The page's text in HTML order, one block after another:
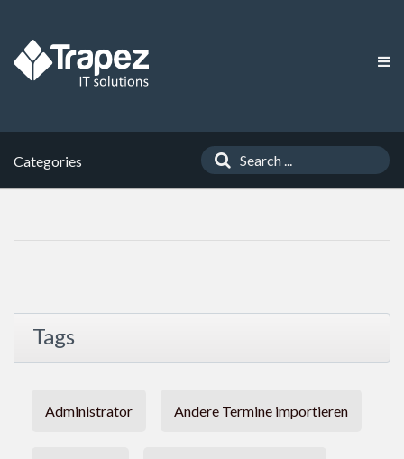
Categories
Tags
Administrator Andere Termine importieren